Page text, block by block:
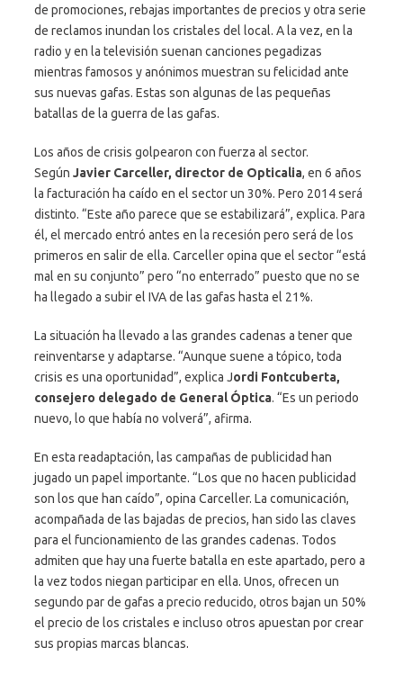
de promociones, rebajas importantes de precios y otra serie
de reclamos inundan los cristales del local. A la vez, en la
radio y en la televisión suenan canciones pegadizas
mientras famosos y anónimos muestran su felicidad ante
sus nuevas gafas. Estas son algunas de las pequeñas
batallas de la guerra de las gafas.
Los años de crisis golpearon con fuerza al sector.
Según Javier Carceller, director de Opticalia, en 6 años
la facturación ha caído en el sector un 30%. Pero 2014 será
distinto. “Este año parece que se estabilizará”, explica. Para
él, el mercado entró antes en la recesión pero será de los
primeros en salir de ella. Carceller opina que el sector “está
mal en su conjunto” pero “no enterrado” puesto que no se
ha llegado a subir el IVA de las gafas hasta el 21%.
La situación ha llevado a las grandes cadenas a tener que
reinventarse y adaptarse. “Aunque suene a tópico, toda
crisis es una oportunidad”, explica Jordi Fontcuberta,
consejero delegado de General Óptica. “Es un periodo
nuevo, lo que había no volverá”, afirma.
En esta readaptación, las campañas de publicidad han
jugado un papel importante. “Los que no hacen publicidad
son los que han caído”, opina Carceller. La comunicación,
acompañada de las bajadas de precios, han sido las claves
para el funcionamiento de las grandes cadenas. Todos
admiten que hay una fuerte batalla en este apartado, pero a
la vez todos niegan participar en ella. Unos, ofrecen un
segundo par de gafas a precio reducido, otros bajan un 50%
el precio de los cristales e incluso otros apuestan por crear
sus propias marcas blancas.